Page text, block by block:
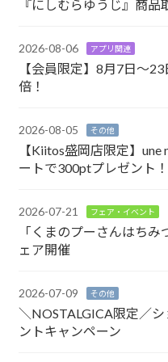
『にしむらゆうじ』商
2026-08-06 アプリ関連
【会員限定】8月7日〜
倍！
2026-08-05 その他
【Kiitos盛岡店限定】une
ートで300ptプレゼント！
2026-07-21 フェア・イベント
「くまのプーさんはちみ
ェア開催
2026-07-09 その他
＼NOSTALGICA限定／
ントキャンペーン